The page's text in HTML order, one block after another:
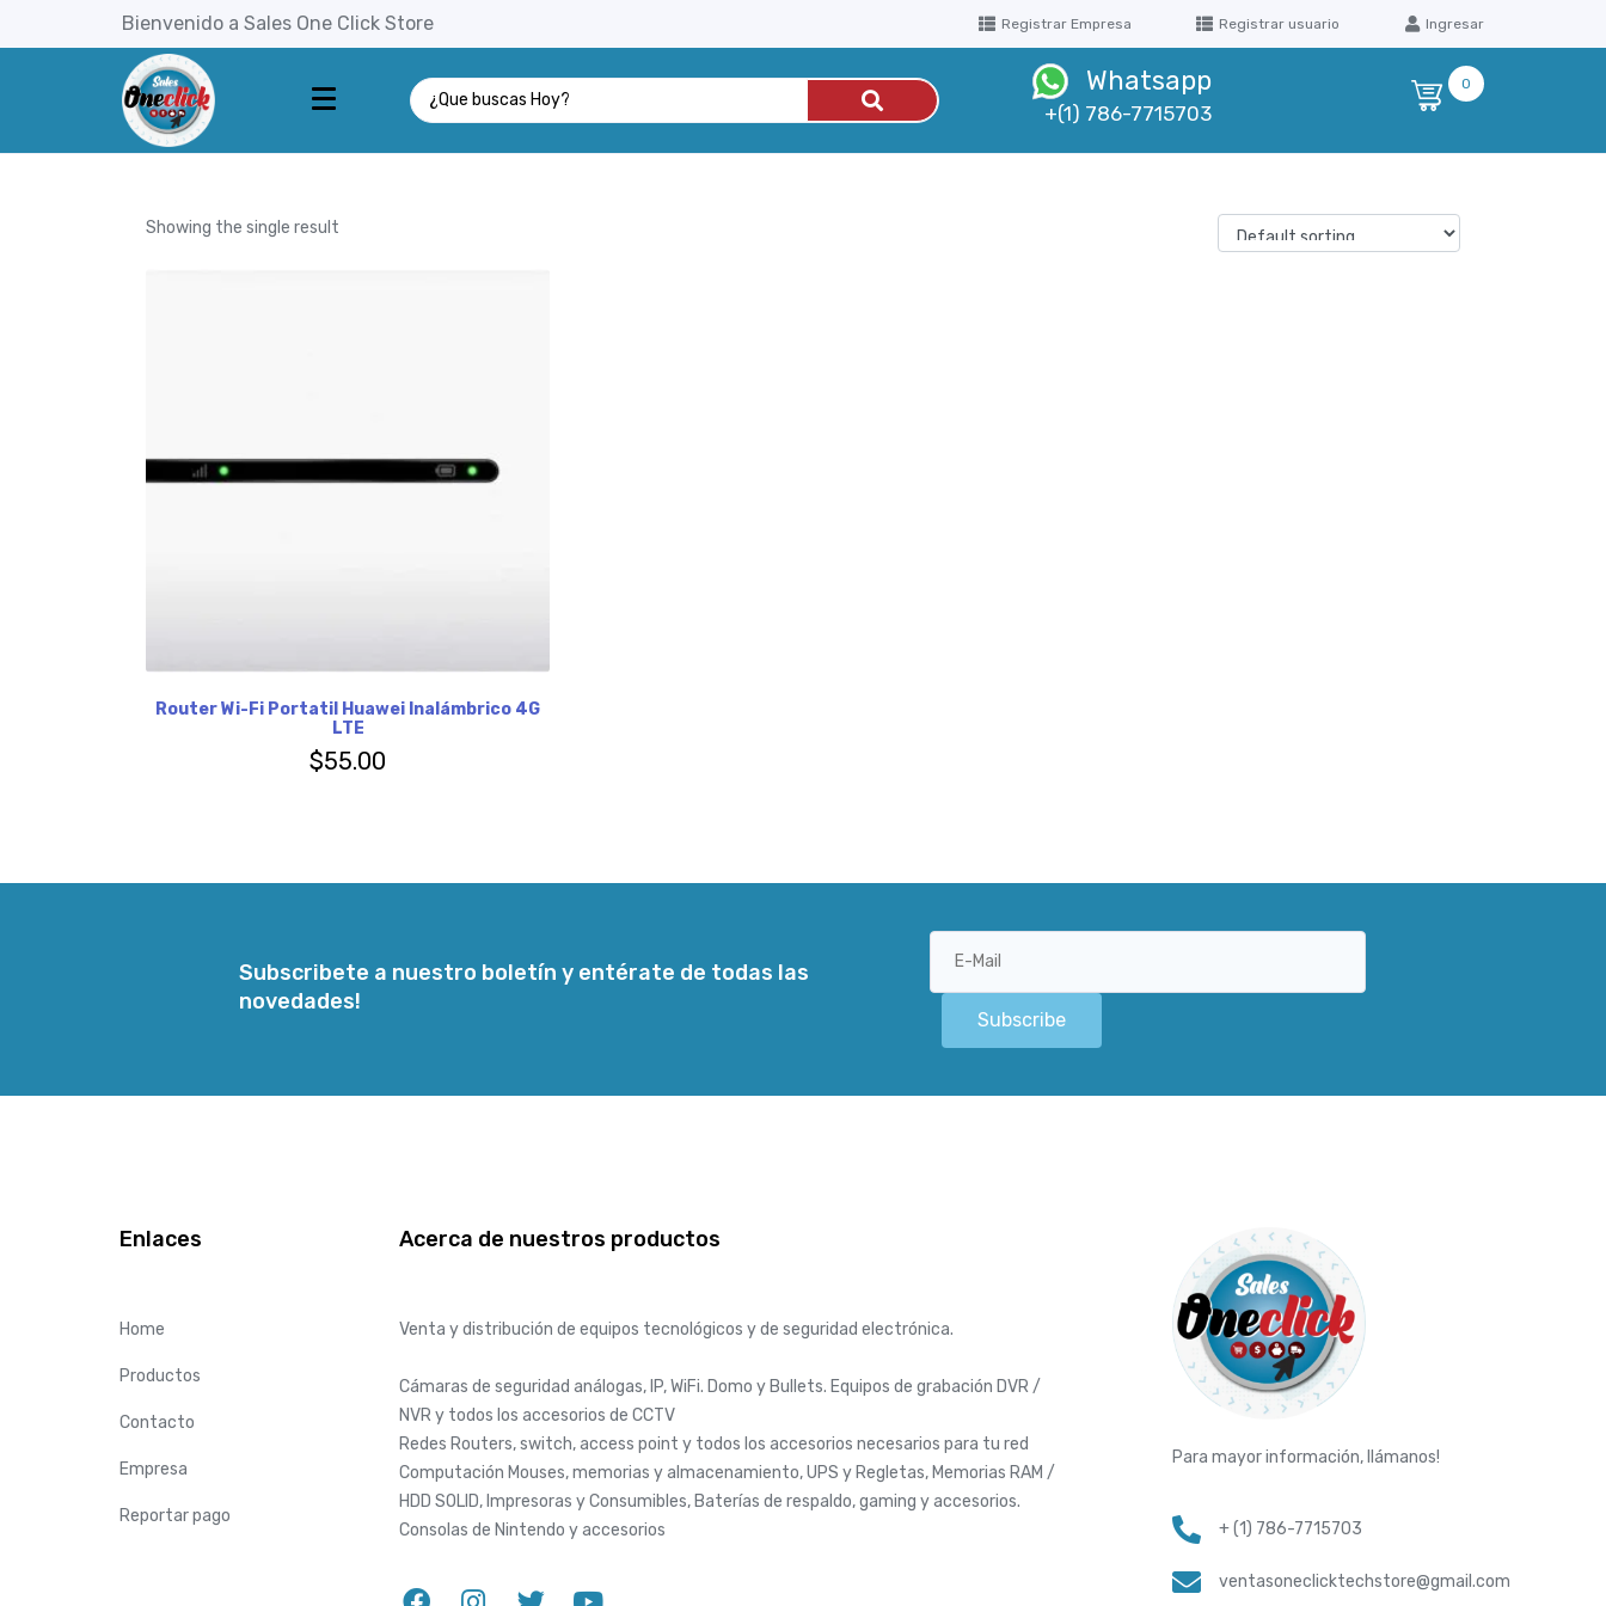
Bienvenido a Sales One Click Store Registrar Empresa Registrar usuario Ingresar
Whatsapp
+(1) 786-7715703
0
Showing the single result
Router Wi-Fi Portatil Huawei Inalámbrico 4G
LTE
$55.00
Subscribete a nuestro boletín y entérate de todas las
novedades!
Subscribe
Enlaces
Home
Productos
Contacto
Empresa
Reportar pago
Acerca de nuestros productos
Venta y distribución de equipos tecnológicos y de seguridad electrónica.
Cámaras de seguridad análogas, IP, WiFi. Domo y Bullets. Equipos de grabación DVR /
NVR y todos los accesorios de CCTV
Redes Routers, switch, access point y todos los accesorios necesarios para tu red
Computación Mouses, memorias y almacenamiento, UPS y Regletas, Memorias RAM /
HDD SOLID, Impresoras y Consumibles, Baterías de respaldo, gaming y accesorios.
Consolas de Nintendo y accesorios
Para mayor información, llámanos!
+ (1) 786-7715703
ventasoneclicktechstore@gmail.com